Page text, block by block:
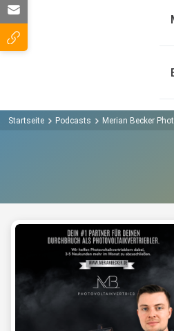
Startseite Podcasts Merian Becker